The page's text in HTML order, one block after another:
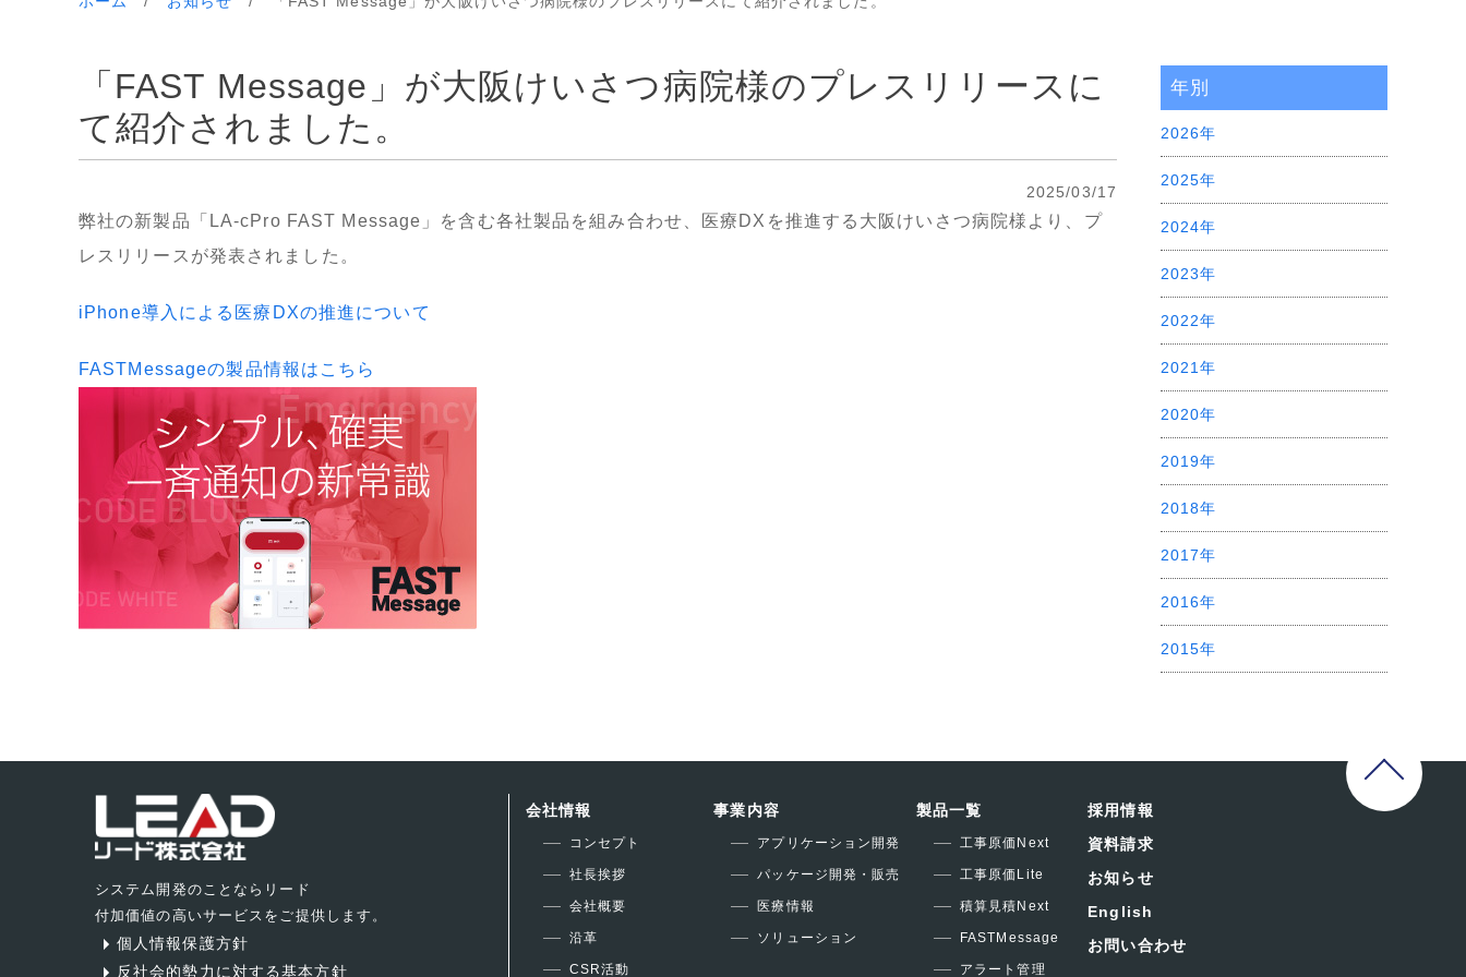
「FAST Message」が大阪けいさつ病院様のプレスリリースに
て紹介されました。
2025/03/17
弊社の新製品「LA-cPro FAST Message」を含む各社製品を組み合わせ、医療DXを推進する大阪けいさつ病院様より、プ
レスリリースが発表されました。
iPhone導入による医療DXの推進について
FASTMessageの製品情報はこちら
年別
2026年
2025年
2024年
2023年
2022年
2021年
2020年
2019年
2018年
2017年
2016年
2015年
システム開発のことならリード
付加価値の高いサービスをご提供します。
個人情報保護方針
反社会的勢力に対する基本方針
会社情報
コンセプト
社長挨拶
会社概要
沿革
CSR活動
事業内容
アプリケーション開発
パッケージ開発・販売
医療情報
ソリューション
製品一覧
工事原価Next
工事原価Lite
積算見積Next
FASTMessage
アラート管理
採用情報
資料請求
お知らせ
English
お問い合わせ